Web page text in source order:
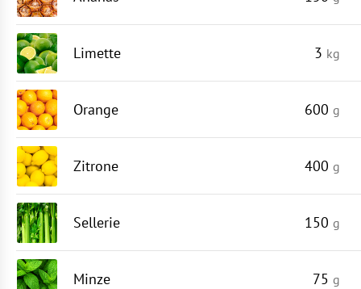
Limette 3 kg
Orange 600 g
Zitrone 400 g
Sellerie 150 g
Minze 75 g